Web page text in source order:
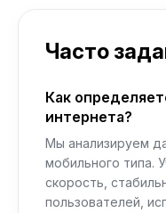
Часто
Как
интернета?
Мы анализируем
мобильного типа.
скорость,
пользователей,